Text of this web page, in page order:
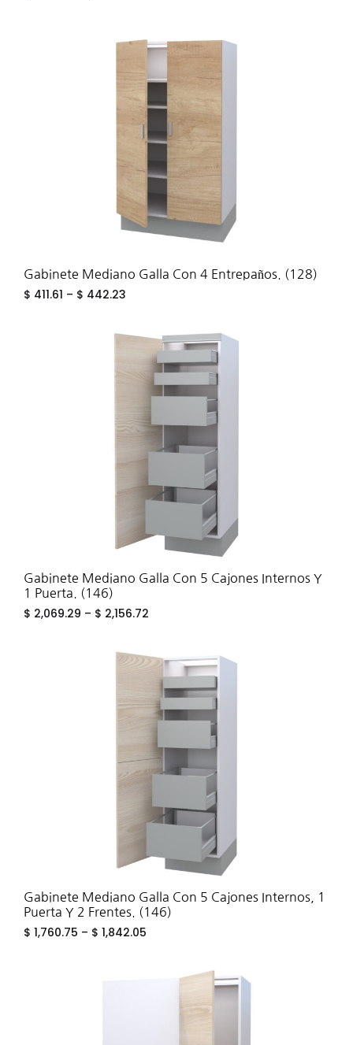
Gabinete Mediano Galla Con 4 Entrepaños. (128)
$ 411.61 – $ 442.23
Gabinete Mediano Galla Con 5 Cajones Internos Y
1 Puerta. (146)
$ 2,069.29 – $ 2,156.72
Gabinete Mediano Galla Con 5 Cajones Internos, 1
Puerta Y 2 Frentes. (146)
$ 1,760.75 – $ 1,842.05